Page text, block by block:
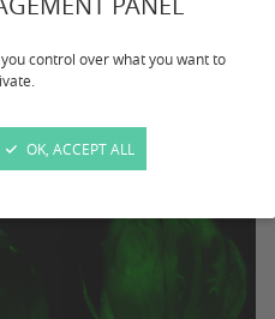
control over what you want to
OK, ACCEPT ALL